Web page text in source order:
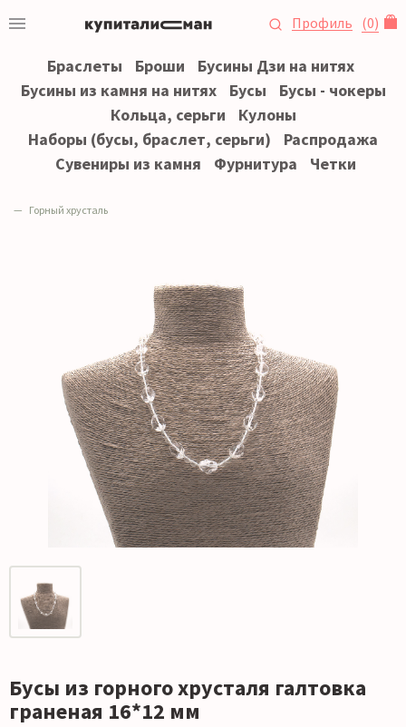
Профиль (0)
Браслеты Броши
Бусины Дзи на нитях
Бусины из камня на нитях
Бусы
Бусы - чокеры
Кольца, серьги
Кулоны
Наборы (бусы, браслет, серьги)
Распродажа
Сувениры из камня
Фурнитура Четки
Горный хрусталь
Бусы из горного хрусталя галтовка
граненая 16*12 мм